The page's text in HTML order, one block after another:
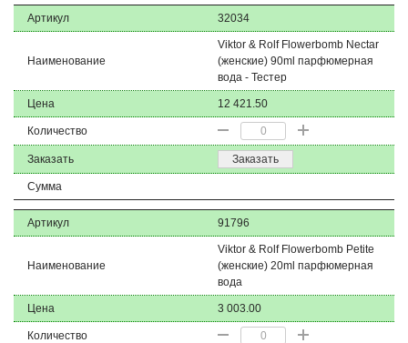
Артикул 32034
Наименование
Viktor & Rolf Flowerbomb Nectar
(женские) 90ml парфюмерная
вода - Тестер
Цена 12 421.50
Количество
Заказать Заказать
Сумма
Артикул 91796
Наименование
Viktor & Rolf Flowerbomb Petite
(женские) 20ml парфюмерная
вода
Цена 3 003.00
Количество